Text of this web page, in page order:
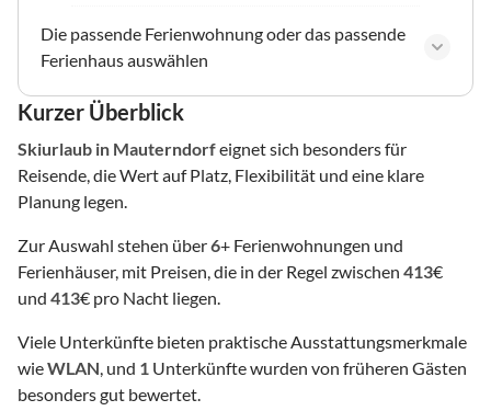
Die passende Ferienwohnung oder das passende
Ferienhaus auswählen
Kurzer Überblick
Skiurlaub in Mauterndorfeignet sich besonders für
Reisende, die Wert auf Platz, Flexibilität und eine klare
Planung legen.
Zur Auswahl stehen über6+ Ferienwohnungen und
Ferienhäuser, mit Preisen, die in der Regel zwischen 413€
und 413€ pro Nacht liegen.
Viele Unterkünfte bieten praktische Ausstattungsmerkmale
wieWLAN, und 1 Unterkünfte wurden von früheren Gästen
besonders gut bewertet.